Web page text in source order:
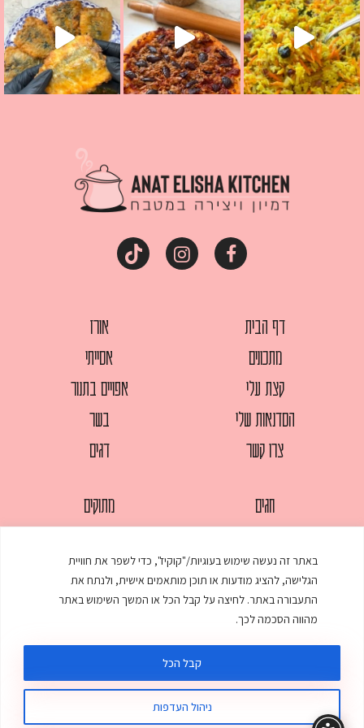
באתר זה נעשה שימוש בעוגיות/"קוקיז", כדי לשפר את חוויית
הגלישה, להציג מודעות או תוכן מותאמים אישית, ולנתח את
התעבורה באתר. לחיצה על קבל הכל או המשך השימוש באתר
מהווה הסכמה לכך.
ניהול העדפות
קבל הכל
דף הבית
מתכונים
קצת עלי
הסדנאות שלי
צרו קשר
אורז
אסייתי
אפויים בתנור
בשר
דגים
חגים
מאפים
ממולאים
מרקים
מתוקים
עוגות
עוף
© כל הזכויות שמורות לענת אלישע | עיצוב ובניית אתר